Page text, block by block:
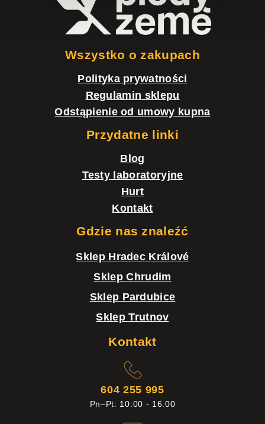
Wszystko o zakupach
Polityka prywatności
Regulamin sklepu
Odstąpienie od umowy kupna
Przydatne linki
Blog
Testy laboratoryjne
Hurt
Kontakt
Gdzie nas znaleźć
Sklep Hradec Králové
Sklep Chrudim
Sklep Pardubice
Sklep Trutnov
Kontakt
604 255 995
Pn–Pt: 10:00 - 16:00